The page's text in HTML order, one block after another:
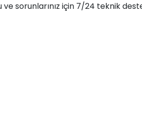
sorunlarınız için 7/24 teknik